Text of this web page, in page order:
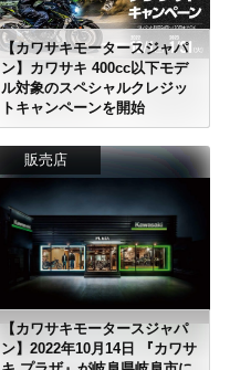
【カワサキモータースジャパ
ン】カワサキ 400cc以下モデ
ル対象のスペシャルクレジッ
トキャンペーンを開始
販売店
【カワサキモータースジャパ
ン】2022年10月14日 『カワサ